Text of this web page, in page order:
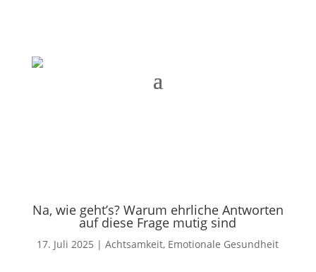
Na, wie geht’s? Warum ehrliche Antworten
auf diese Frage mutig sind
17. Juli 2025 |Achtsamkeit, Emotionale Gesundheit